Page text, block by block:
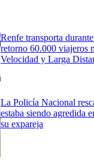
Renfe transporta
retorno 60.000 viajeros
Velocidad y Larga
La Policía Nacional
estaba siendo agredida
su expareja